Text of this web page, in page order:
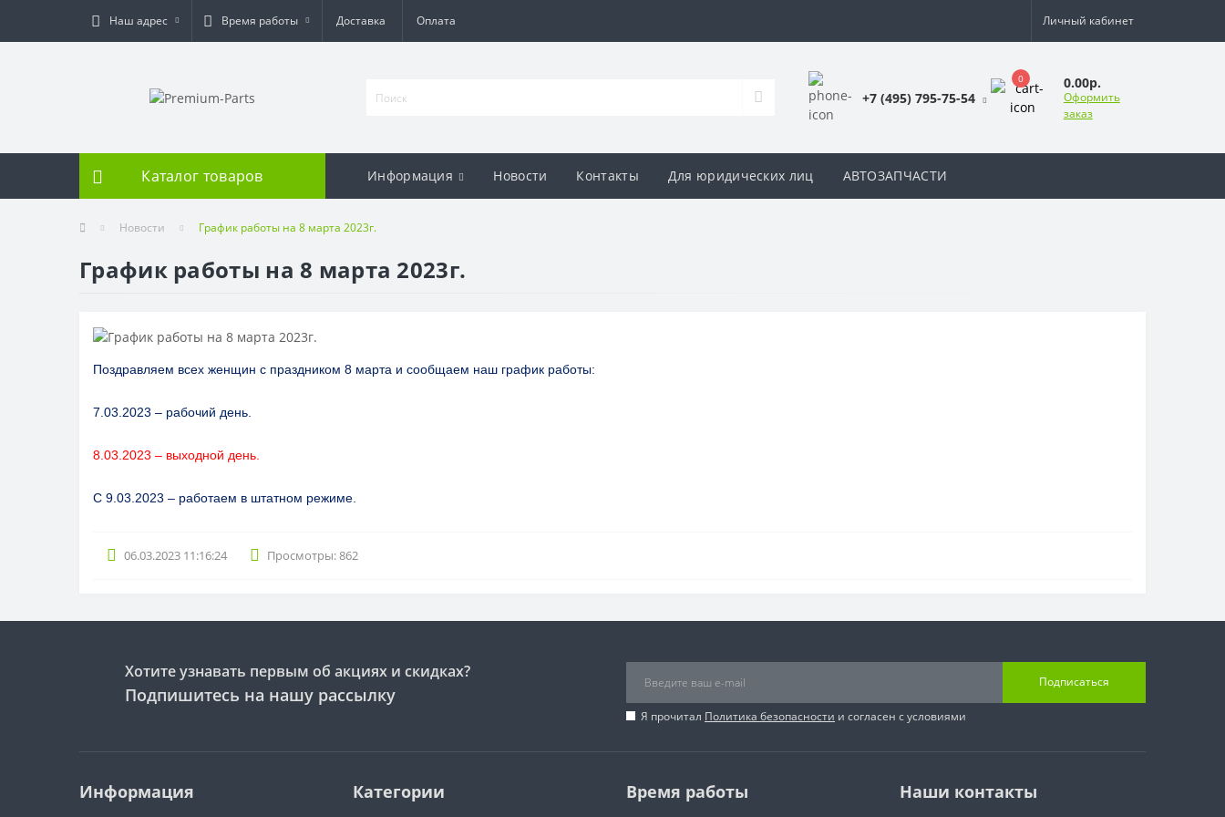
Наш адрес Время работы Доставка Оплата Личный кабинет
+7 (495) 795-75-54
0 0.00р.
Оформить
заказ
Каталог товаров Информация Новости Контакты Для юридических лиц АВТОЗАПЧАСТИ
Новости График работы на 8 марта 2023г.
График работы на 8 марта 2023г.
Поздравляем всех женщин с праздником 8 марта и сообщаем наш график работы:
7.03.2023 – рабочий день.
8.03.2023 – выходной день.
С 9.03.2023 – работаем в штатном режиме.
06.03.2023 11:16:24 Просмотры: 862
Хотите узнавать первым об акциях и скидках?
Подпишитесь на нашу рассылку
Подписаться
Я прочитал Политика безопасности и согласен с условиями
Информация Категории Время работы Наши контакты